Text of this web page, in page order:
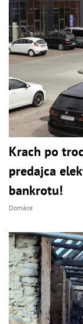
Krach po
predajca
bankrotu!
Domáce